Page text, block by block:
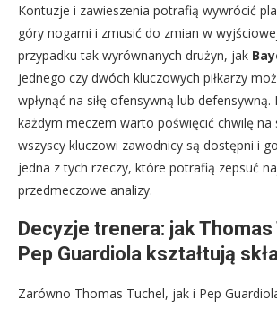
Kontuzje i zawieszenia potrafią wywrócić
góry nogami i zmusić do zmian w
przypadku tak wyrównanych drużyn, jak
jednego czy dwóch kluczowych piłkarzy
wpłynąć na siłę ofensywną lub
każdym meczem warto poświęcić chwilę na
wszyscy kluczowi zawodnicy są dostępni i
jedna z tych rzeczy, które potrafią zepsuć
przedmeczowe analizy.
Decyzje trenera: jak Thomas
Pep Guardiola kształtują
Zarówno Thomas Tuchel, jak i Pep